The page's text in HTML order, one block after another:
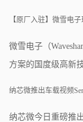
【原厂入驻】微雪电
微雪电子（
方案的国度级高新
纳芯微推出车载视频
纳芯微今日重磅推